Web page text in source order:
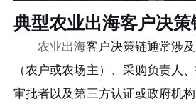
典型农业出海客户决
农业出海客户决策链通常涉
（农户或农场主）、采购负责人
审批者以及第三方认证或政府机